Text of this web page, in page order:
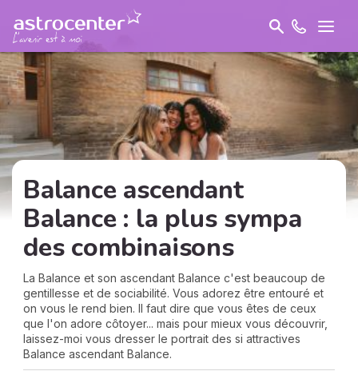
Balance ascendant
Balance : la plus sympa
des combinaisons
La Balance et son ascendant Balance c'est beaucoup de
gentillesse et de sociabilité. Vous adorez être entouré et
on vous le rend bien. Il faut dire que vous êtes de ceux
que l'on adore côtoyer... mais pour mieux vous découvrir,
laissez-moi vous dresser le portrait des si attractives
Balance ascendant Balance.